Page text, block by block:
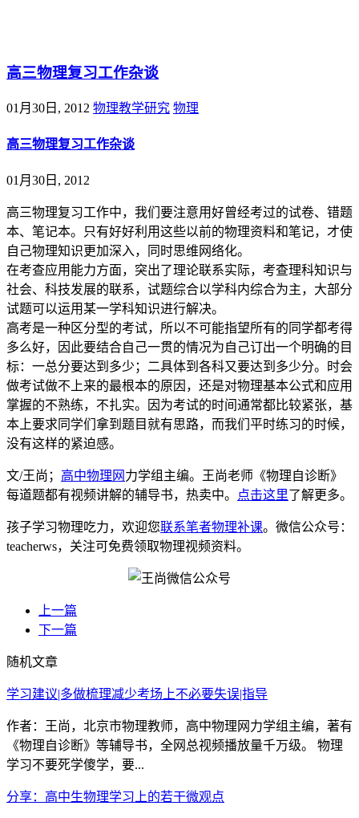
高三物理复习工作杂谈
01月30日, 2012 物理教学研究 物理
高三物理复习工作杂谈
01月30日, 2012
高三物理复习工作中，我们要注意用好曾经考过的试卷、错题
本、笔记本。只有好好利用这些以前的物理资料和笔记，才使
自己物理知识更加深入，同时思维网络化。
在考查应用能力方面，突出了理论联系实际，考查理科知识与
社会、科技发展的联系，试题综合以学科内综合为主，大部分
试题可以运用某一学科知识进行解决。
高考是一种区分型的考试，所以不可能指望所有的同学都考得
多么好，因此要结合自己一贯的情况为自己订出一个明确的目
标：一总分要达到多少；二具体到各科又要达到多少分。时会
做考试做不上来的最根本的原因，还是对物理基本公式和应用
掌握的不熟练，不扎实。因为考试的时间通常都比较紧张，基
本上要求同学们拿到题目就有思路，而我们平时练习的时候，
没有这样的紧迫感。
文/王尚； 高中物理网 力学组主编。王尚老师《物理自诊断》
每道题都有视频讲解的辅导书，热卖中。
点击这里了解更多。
孩子学习物理吃力，欢迎您联系笔者物理补课。微信公众号：
teacherws，关注可免费领取物理视频资料。
上一篇
下一篇
随机文章
学习建议|多做梳理减少考场上不必要失误|指导
作者：王尚，北京市物理教师，高中物理网力学组主编，著有
《物理自诊断》等辅导书，全网总视频播放量千万级。 物理
学习不要死学傻学，要...
分享：高中生物理学习上的若干微观点